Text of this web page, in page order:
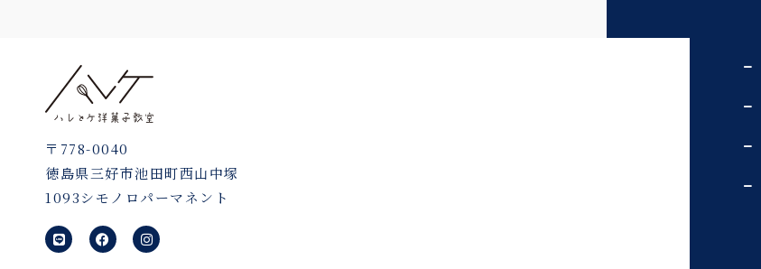
〒778-0040
徳島県三好市池田町西山中塚
1093シモノロパーマネント
L
i
n
F
a
c
I
n
s